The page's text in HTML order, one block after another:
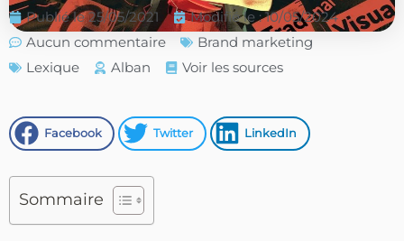
Publié le 25/05/2021
Modifié le : 10/05/2024
Aucun commentaire
Brand marketing
Lexique
Alban Voir les sources
Facebook Twitter LinkedIn
Sommaire